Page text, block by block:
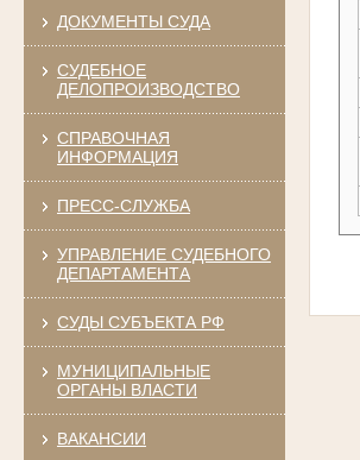
ДОКУМЕНТЫ СУДА
СУДЕБНОЕ
ДЕЛОПРОИЗВОДСТВО
СПРАВОЧНАЯ
ИНФОРМАЦИЯ
ПРЕСС-СЛУЖБА
УПРАВЛЕНИЕ СУДЕБНОГО
ДЕПАРТАМЕНТА
СУДЫ СУБЪЕКТА РФ
МУНИЦИПАЛЬНЫЕ
ОРГАНЫ ВЛАСТИ
ВАКАНСИИ